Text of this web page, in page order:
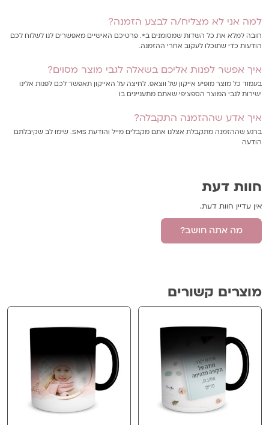
למה אני לא מצליח/ה לבצע הזמנה?
חובה למלא את כל השדות שמסומנים ב*. פרטיכם האישיים מאפשרים לנו לשלוח לכם
הודעות כדי שתוכלו לעקוב אחרי ההזמנה.
איך אפשר לפנות אליכם בשאלה לגבי מוצר מסוים?
בעמוד כל מוצר מופיע אייקון של ווצאפ. לחיצה על האייקון תאפשר לכם לפנות אלינו
ישירות לגבי המוצר הספציפי שאתם מתעניינים בו
איך אדע שההזמנה התקבלה?
ברגע שההזמנה מתקבלת אצלנו אתם מקבלים מייל והודעת SMS. שימו לב שקיבלתם
הודעה
חוות דעת
אין עדיין חוות דעת.
מה אתה חושב?
האימייל לא יוצג באתר. שדות החובה מסומניםמוצרים קשורים